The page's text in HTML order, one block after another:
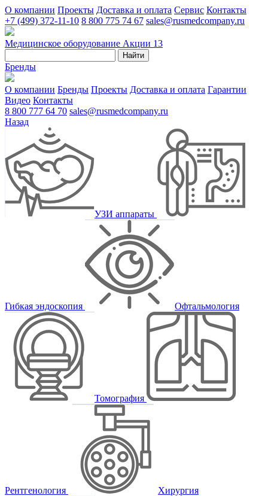
О компании Проекты Доставка и оплата Сервис Контакты
+7 (499) 372-11-10 8 800 775 74 67 sales@rusmedcompany.ru
Медицинское оборудование Акции 13
Найти
Бренды
О компании Бренды Проекты Доставка и оплата Гарантии
Видео Контакты
8 800 777 64 70 sales@rusmedcompany.ru
Назад
УЗИ аппараты
Гибкая эндоскопия Офтальмология
Томография
Рентгенология Хирургия